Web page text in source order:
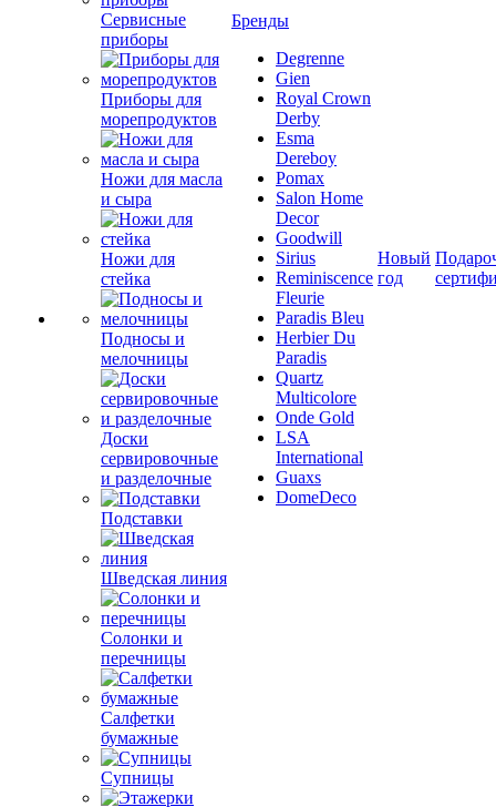
Сервисные
приборы
Приборы для
морепродуктов
Ножи для масла
и сыра
Ножи для
стейка
Подносы и
мелочницы
Доски
сервировочные
и разделочные
Подставки
Шведская линия
Солонки и
перечницы
Салфетки
бумажные
Супницы
Бренды
Degrenne
Gien
Royal Crown
Derby
Esma
Dereboy
Pomax
Salon Home
Decor
Goodwill
Sirius
Reminiscence
Fleurie
Paradis Bleu
Herbier Du
Paradis
Quartz
Multicolore
Onde Gold
LSA
International
Guaxs
DomeDeco
Новый
год